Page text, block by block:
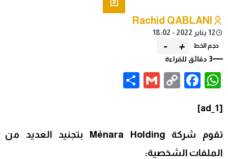
Rachid QABLANI
12 يناير 2022 - 18:02
حجم الخط +
-
3 دقائق للقراءة
WhatsApp
Facebook
Copy
Gmail
[ad_1]
تقوم شركة Ménara Holding بتجنيد العديد من
الملفات الشخصية: